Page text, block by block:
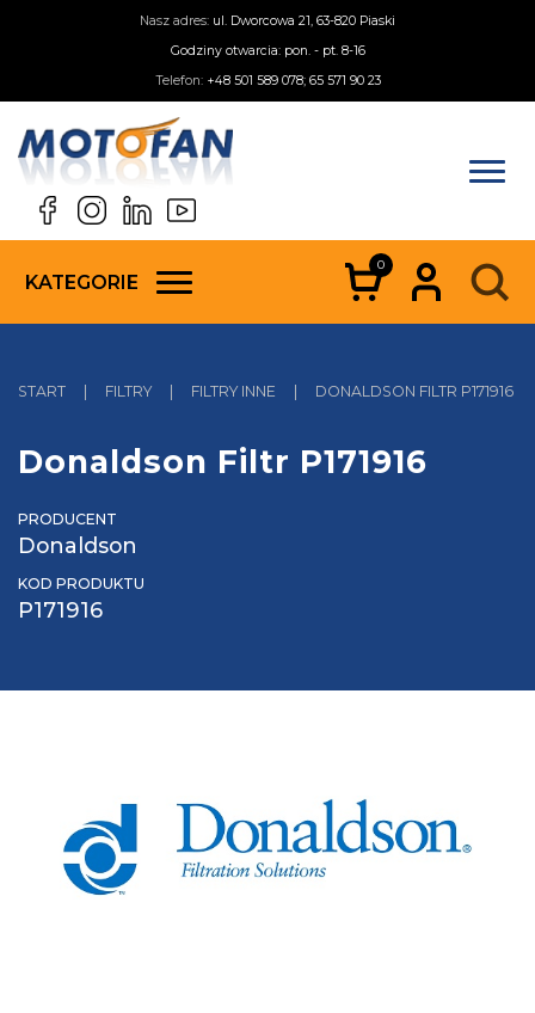
Nasz adres: ul. Dworcowa 21, 63-820 Piaski
Godziny otwarcia: pon. - pt. 8-16
Telefon: +48 501 589 078; 65 571 90 23
KATEGORIE
0
START | FILTRY | FILTRY INNE | DONALDSON FILTR P171916
Donaldson Filtr P171916
PRODUCENT
Donaldson
KOD PRODUKTU
P171916